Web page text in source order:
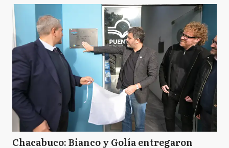
Chacabuco: Bianco y Golía entregaron